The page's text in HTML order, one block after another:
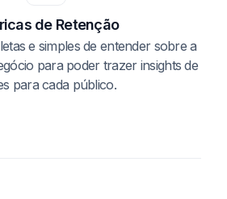
de Retenção
e simples de entender sobre a
para poder trazer insights de
para cada público.